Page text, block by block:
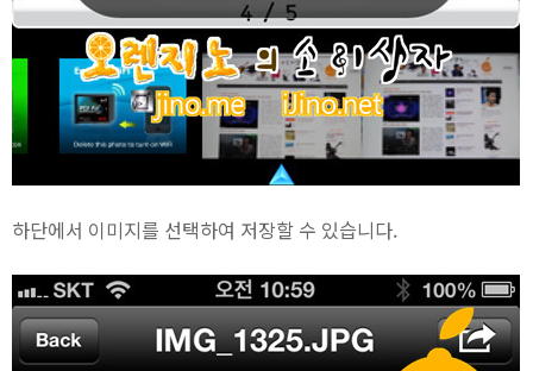
하단에서 이미지를 선택하여 저장할 수 있습니다.